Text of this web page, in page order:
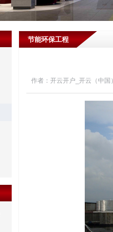
节能环保工程
作者：开云开户_开云（中国